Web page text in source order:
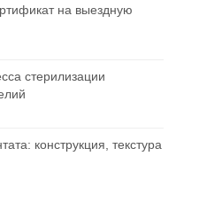
на выездную
стерилизации
конструкция, текстура